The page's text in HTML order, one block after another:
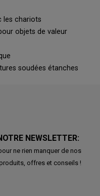
les chariots
objets de valeur
soudées étanches
NEWSLETTER:
ne rien manquer de nos
produits, offres et conseils !